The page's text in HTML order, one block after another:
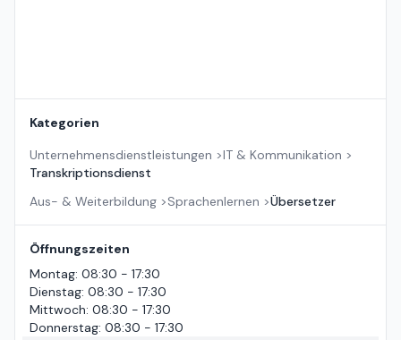
Kategorien
Unternehmensdienstleistungen >IT & Kommunikation >
Transkriptionsdienst
Aus- & Weiterbildung >Sprachenlernen >Übersetzer
Öffnungszeiten
Montag: 08:30 - 17:30
Dienstag: 08:30 - 17:30
Mittwoch: 08:30 - 17:30
Donnerstag: 08:30 - 17:30